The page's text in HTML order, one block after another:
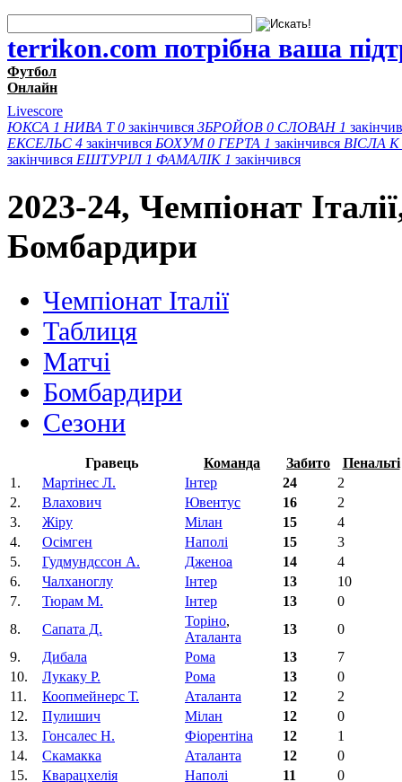
terrikon.com потрібна ваша
Футбол
Онлайн
Livescore
ЮКСА 1 НИВА Т 0 закінчився ЗБРОЙОВ 0 СЛОВАН 1
ЕКСЕЛЬС 4 закінчився БОХУМ 0 ГЕРТА 1 закінчився ВІСЛА K
закінчився ЕШТУРІЛ 1 ФАМАЛІК 1 закінчився
2023-24, Чемпіонат
Бомбардири
Чемпіонат Італії
Таблиця
Матчi
Бомбардири
Сезони
Гравець Команда Забито
Пенальті
1.
Мартінес Л. Інтер 24
2
2.
Влахович Ювентус 16
2
3.
Жіру Мілан 15
4
4.
Осімген Наполі 15
3
5.
Гудмундссон А. Дженоа 14
4
6.
Чалханоглу Інтер 13
10
7.
Тюрам М. Інтер 13
0
8.
Сапата Д.
Торіно,
Аталанта
13
0
9.
Дибала Рома 13
7
10.
Лукаку Р. Рома 13
0
11.
Коопмейнерс Т. Аталанта 12
2
12.
Пулишич Мілан 12
0
13.
Гонсалес Н. Фіорентіна‎ 12
1
14.
Скамакка Аталанта 12
0
15.
Кварацхелія Наполі 11 0